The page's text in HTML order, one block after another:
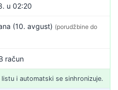
u 02:20
(10. avgust) (porudžbine do
račun
i automatski se sinhronizuje.